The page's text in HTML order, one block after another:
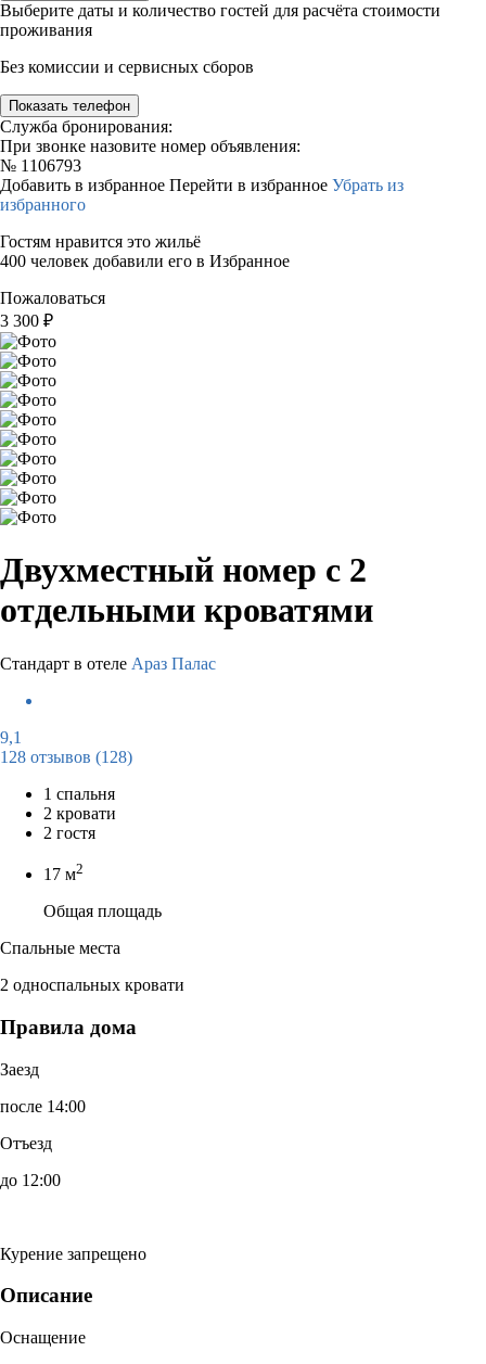
Выберите даты и количество гостей для расчёта стоимости
проживания
Без комиссии и сервисных сборов
Показать телефон
Служба бронирования:
При звонке назовите номер объявления:
№ 1106793
Добавить в избранное Перейти в избранное Убрать из
избранного
Гостям нравится это жильё
400 человек добавили его в Избранное
Пожаловаться
3 300 ₽
Двухместный номер с 2
отдельными кроватями
Стандарт в отеле Араз Палас
9,1
128 отзывов (128)
1 спальня
2 кровати
2 гостя
17 м2
Общая площадь
Спальные места
2 односпальных кровати
Правила дома
Заезд
после 14:00
Отъезд
до 12:00
Курение запрещено
Описание
Оснащение